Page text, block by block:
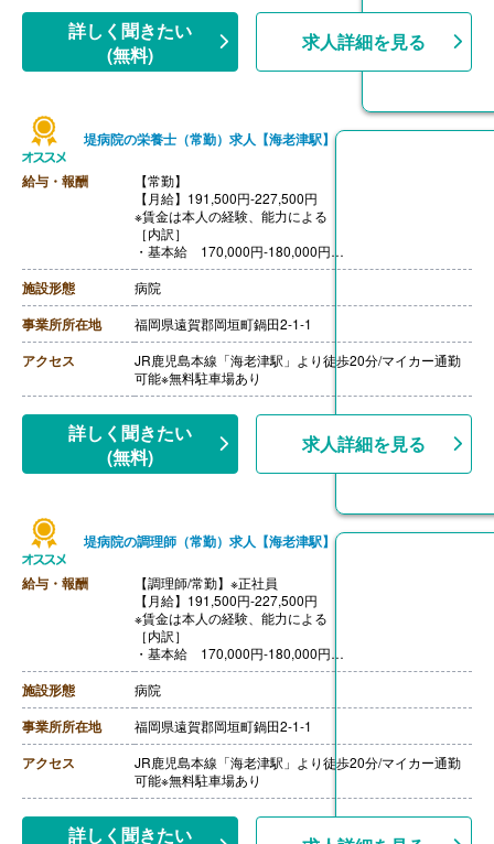
【通勤手当】あり（上限なし、実費支給）
【昇給】あり（1月あたり500円-3,800円）※前年度実績
【退職金】あり※勤続2年以上、退職金共済加入
※昇給、賞与は事業業績および本人能力による
詳しく聞きたい
(無料)
求人詳細を見る
堤病院の栄養士（常勤）求人【海老津駅】
給与・報酬
【常勤】
【月給】191,500円-227,500円
※賃金は本人の経験、能力による
［内訳］
・基本給 170,000円-180,000円
・能力手当 13,000円-30,000円
・調整手当 5,000円-10,000円
・処遇改善手当 3,500円-7,500円
［その他手当］
・早朝手当
05:00出 1,750円/日
06:00出 1,250円/日
遅出-19:30 600円/日
【通勤手当】あり（上限なし、実費支給）
【昇給】あり（1月あたり500円-3,800円）※前年度実績
【退職金】あり※勤続2年以上、退職金共済加入
※昇給、賞与は事業業績および本人能力による
施設形態 病院
事業所所在地 福岡県遠賀郡岡垣町鍋田2-1-1
アクセス
JR鹿児島本線「海老津駅」より徒歩20分/マイカー通勤
可能※無料駐車場あり
詳しく聞きたい
(無料)
求人詳細を見る
堤病院の調理師（常勤）求人【海老津駅】
給与・報酬
【調理師/常勤】※正社員
【月給】191,500円-227,500円
※賃金は本人の経験、能力による
［内訳］
・基本給 170,000円-180,000円
・能力手当 13,000円-30,000円
・調整手当 5,000円-10,000円
・処遇改善手当 3,500円-7,500円
［その他手当］
・早朝手当
05:00出 1,750円/日
06:00出 1,250円/日
遅出-19:30 600円/日
【通勤手当】あり（上限なし、実費支給）
施設形態 病院
事業所所在地 福岡県遠賀郡岡垣町鍋田2-1-1
アクセス
JR鹿児島本線「海老津駅」より徒歩20分/マイカー通勤
可能※無料駐車場あり
詳しく聞きたい